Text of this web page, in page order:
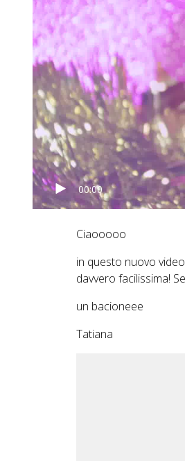
00:00
Ciaooooo
in questo nuovo
davvero facilissima!
un bacioneee
Tatiana